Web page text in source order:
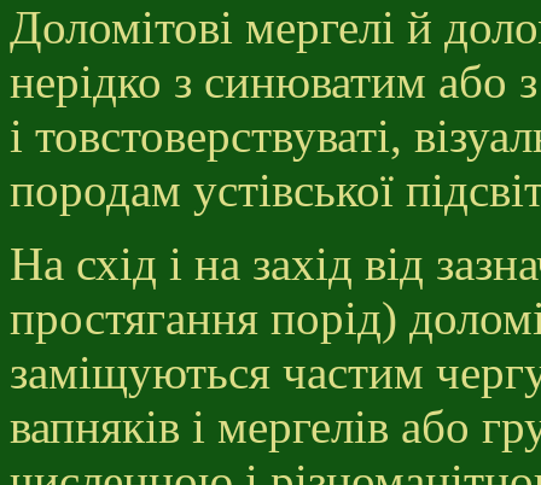
Доломітові мергелі й
нерідко з синюватим або
і товстоверствуваті,
породам устівської
На схід і на захід від
простягання порід)
заміщуються частим
вапняків і мергелів або